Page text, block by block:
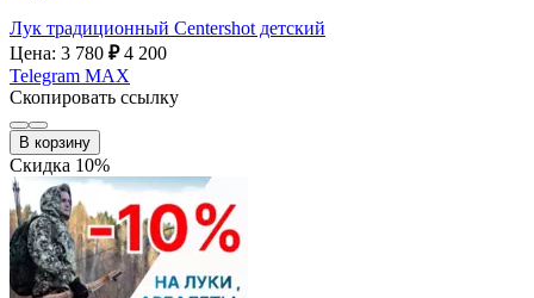
Лук традиционный Centershot детский
Цена: 3 780 ₽ 4 200
Telegram MAX
Скопировать ссылку
В корзину
Скидка 10%